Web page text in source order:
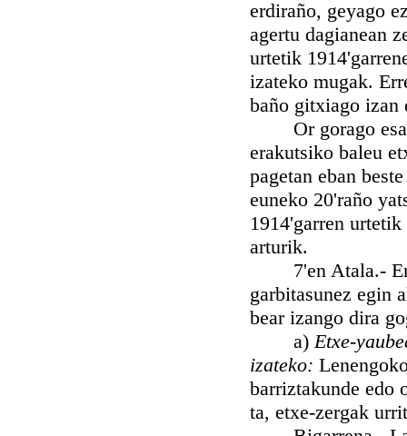
erdiraño, geyago
agertu dagianean
urtetik
izateko mugak.
baño gitxiago izan
Or gorago esan
erakutsiko baleu
pagetan eban
euneko 20'raño
1914'garren
arturik.
7'en Atala.-
garbitasunez egin
bear izango dira
a)Etxe-
izateko:
barriztakunde edo
ta, etxe-zergak